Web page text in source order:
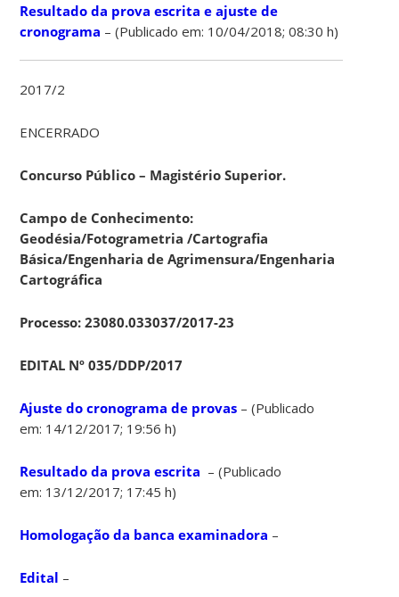
Resultado da prova escrita e ajuste de
cronograma – (Publicado em: 10/04/2018; 08:30 h)
2017/2
ENCERRADO
Concurso Público – Magistério Superior.
Campo de Conhecimento:
Geodésia/Fotogrametria /Cartografia
Básica/Engenharia de Agrimensura/Engenharia
Cartográfica
Processo: 23080.033037/2017-23
EDITAL Nº 035/DDP/2017
Ajuste do cronograma de provas – (Publicado
em: 14/12/2017; 19:56 h)
Resultado da prova escrita – (Publicado
em: 13/12/2017; 17:45 h)
Homologação da banca examinadora –
Edital –